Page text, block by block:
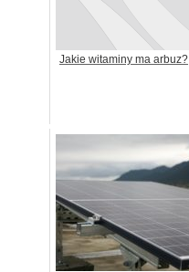
Jakie witaminy ma arbuz?